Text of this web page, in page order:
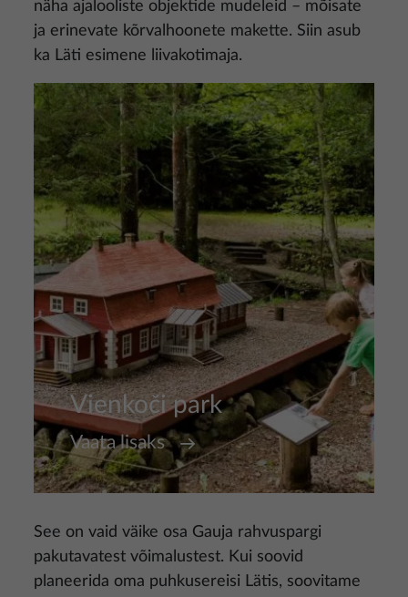
näha ajalooliste objektide mudeleid – mõisate
ja erinevate kõrvalhoonete makette. Siin asub
ka Läti esimene liivakotimaja.
Vienkoči park
Pilt
Vaata lisaks
See on vaid väike osa Gauja rahvuspargi
pakutavatest võimalustest. Kui soovid
planeerida oma puhkusereisi Lätis, soovitame